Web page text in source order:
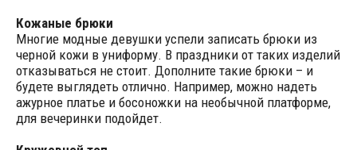
Кожаные брюки
Многие модные девушки успели записать брюки из
черной кожи в униформу. В праздники от таких изделий
отказываться не стоит. Дополните такие брюки – и
будете выглядеть отлично. Например, можно надеть
ажурное платье и босоножки на необычной платформе,
для вечеринки подойдет.